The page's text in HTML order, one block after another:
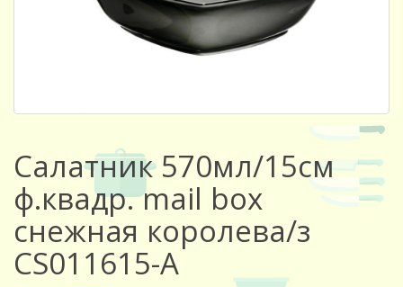
Салатник 570мл/15см
ф.квадр. mail box
снежная королева/з
CS011615-A